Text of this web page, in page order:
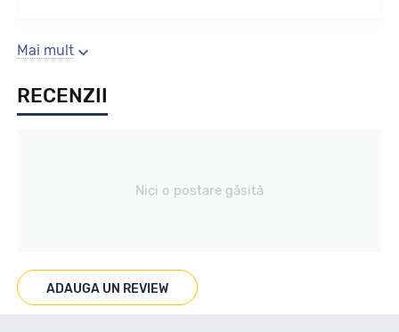
Sezon
Iarna
Marcat M+S
Mai mult
RECENZII
Nici o postare găsită
ADAUGA UN REVIEW